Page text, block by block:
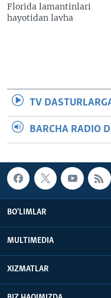
Florida lamantinlari
hayotidan lavha
TV
BARCHA RADIO
BO'LIMLAR
MULTIMEDIA
XIZMATLAR